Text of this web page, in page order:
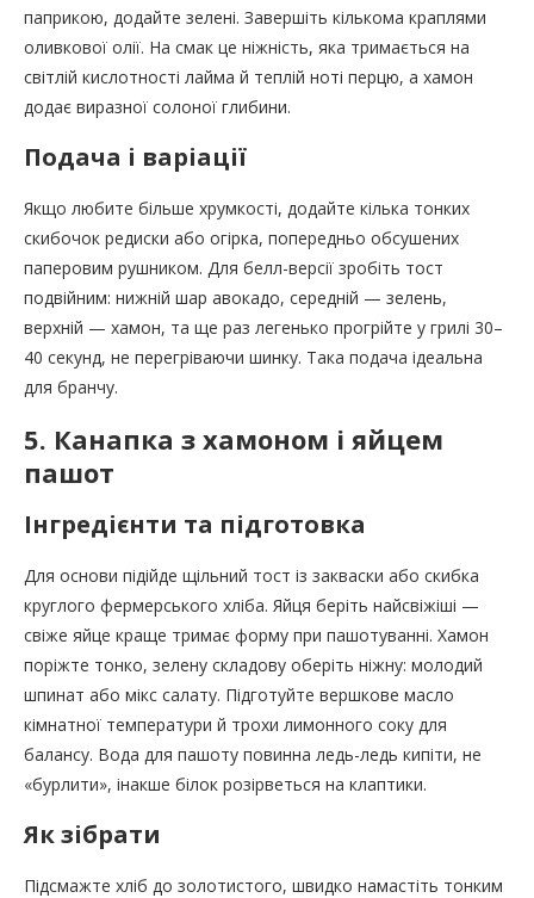
паприкою, додайте зелені. Завершіть кількома краплями
оливкової олії. На смак це ніжність, яка тримається на
світлій кислотності лайма й теплій ноті перцю, а хамон
додає виразної солоної глибини.
Подача і варіації
Якщо любите більше хрумкості, додайте кілька тонких
скибочок редиски або огірка, попередньо обсушених
паперовим рушником. Для белл-версії зробіть тост
подвійним: нижній шар авокадо, середній — зелень,
верхній — хамон, та ще раз легенько прогрійте у грилі 30–
40 секунд, не перегріваючи шинку. Така подача ідеальна
для бранчу.
5. Канапка з хамоном і яйцем
пашот
Інгредієнти та підготовка
Для основи підійде щільний тост із закваски або скибка
круглого фермерського хліба. Яйця беріть найсвіжіші —
свіже яйце краще тримає форму при пашотуванні. Хамон
поріжте тонко, зелену складову оберіть ніжну: молодий
шпинат або мікс салату. Підготуйте вершкове масло
кімнатної температури й трохи лимонного соку для
балансу. Вода для пашоту повинна ледь-ледь кипіти, не
«бурлити», інакше білок розірветься на клаптики.
Як зібрати
Підсмажте хліб до золотистого, швидко намастіть тонким